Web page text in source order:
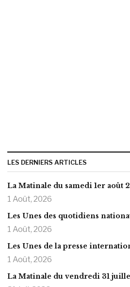
LES DERNIERS ARTICLES
La Matinale du samedi 1er août
1 Août, 2026
Les Unes des quotidiens
1 Août, 2026
Les Unes de la presse
1 Août, 2026
La Matinale du vendredi 31